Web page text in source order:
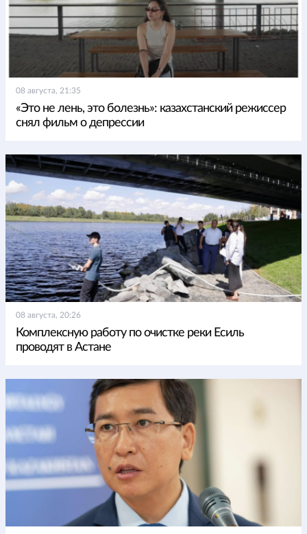
08 августа, 21:35
«Это не лень, это болезнь»: казахстанский режиссер
снял фильм о депрессии
08 августа, 20:26
Комплексную работу по очистке реки Есиль
проводят в Астане